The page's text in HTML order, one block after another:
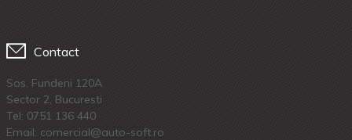
Contact
Sos. Fundeni 120A
Sector 2, Bucuresti
Tel: 0751 136 440
Email: comercial@auto-soft.ro